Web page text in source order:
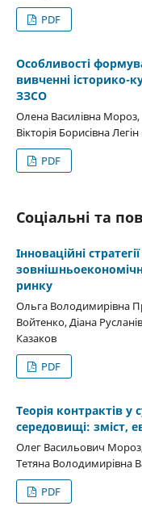
PDF
Особливості
вивченні історико-
ЗЗСО
Олена Василівна Мороз,
Вікторія Борисівна Легін
PDF
Соціальні та
Інноваційні
ринку
Ольга Володимирівна
Войтенко, Діана
Казаков
PDF
Теорія контрактів у
середовищі: зміст,
Олег Васильович
Тетяна Володимирівна
PDF